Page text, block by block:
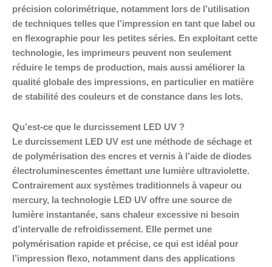
précision colorimétrique, notamment lors de l’utilisation
de techniques telles que l’impression en tant que label ou
en flexographie pour les petites séries. En exploitant cette
technologie, les imprimeurs peuvent non seulement
réduire le temps de production, mais aussi améliorer la
qualité globale des impressions, en particulier en matière
de stabilité des couleurs et de constance dans les lots.
Qu’est-ce que le durcissement LED UV ?
Le durcissement LED UV est une méthode de séchage et
de polymérisation des encres et vernis à l’aide de diodes
électroluminescentes émettant une lumière ultraviolette.
Contrairement aux systèmes traditionnels à vapeur ou
mercury, la technologie LED UV offre une source de
lumière instantanée, sans chaleur excessive ni besoin
d’intervalle de refroidissement. Elle permet une
polymérisation rapide et précise, ce qui est idéal pour
l’impression flexo, notamment dans des applications